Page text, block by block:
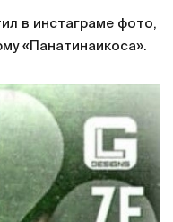
в инстаграме фото,
«Панатинаикоса».